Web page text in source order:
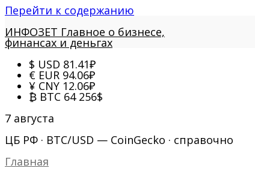
Перейти к содержанию
ИНФОЗЕТ Главное о бизнесе,
финансах и деньгах
$ USD 81.41₽
€ EUR 94.06₽
¥ CNY 12.06₽
₿ BTC 64 256$
7 августа
ЦБ РФ · BTC/USD — CoinGecko · справочно
Главная